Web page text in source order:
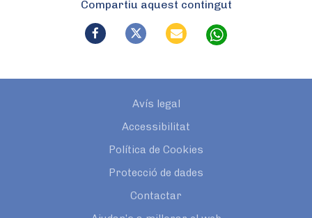
Compartiu aquest contingut
Avís legal
Accessibilitat
Política de Cookies
Protecció de dades
Contactar